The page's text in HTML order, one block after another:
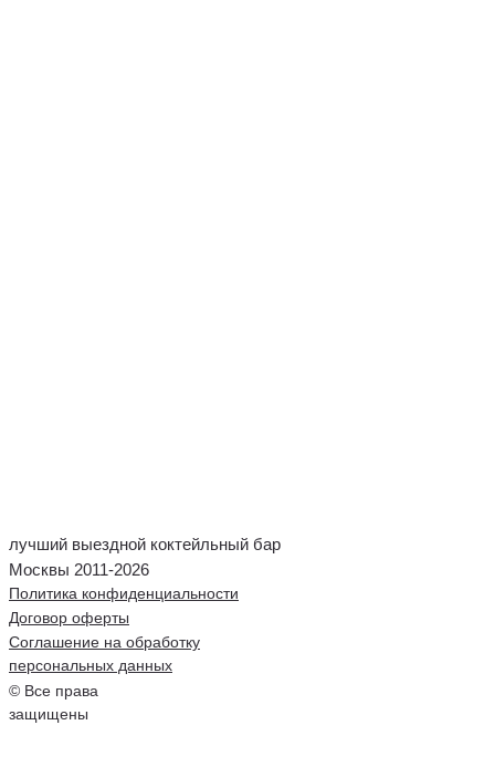
лучший выездной коктейльный бар
Москвы 2011-2026
Политика конфиденциальности
Договор оферты
Соглашение на обработку
персональных данных
© Все права
защищены